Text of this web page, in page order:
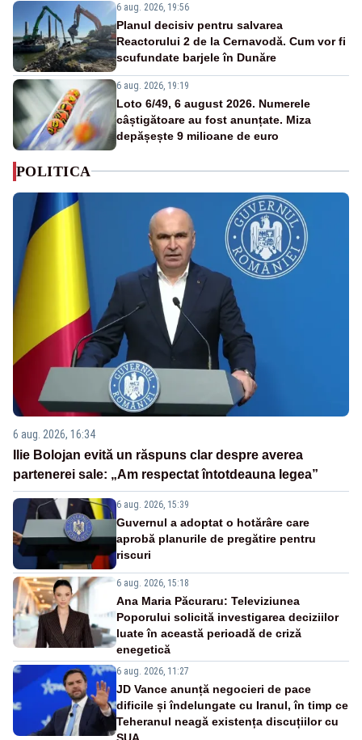
6 aug. 2026, 19:56
Planul decisiv pentru salvarea
Reactorului 2 de la Cernavodă. Cum vor fi
scufundate barjele în Dunăre
6 aug. 2026, 19:19
Loto 6/49, 6 august 2026. Numerele
câștigătoare au fost anunțate. Miza
depășește 9 milioane de euro
POLITICA
6 aug. 2026, 16:34
Ilie Bolojan evită un răspuns clar despre averea
partenerei sale: „Am respectat întotdeauna legea”
6 aug. 2026, 15:39
Guvernul a adoptat o hotărâre care
aprobă planurile de pregătire pentru
riscuri
6 aug. 2026, 15:18
Ana Maria Păcuraru: Televiziunea
Poporului solicită investigarea deciziilor
luate în această perioadă de criză
enegetică
6 aug. 2026, 11:27
JD Vance anunță negocieri de pace
dificile și îndelungate cu Iranul, în timp ce
Teheranul neagă existența discuțiilor cu